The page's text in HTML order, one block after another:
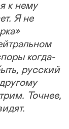
к нему
Я не
когда-
русский
Точнее,